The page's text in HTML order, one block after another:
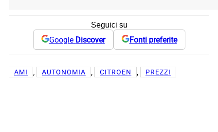
Seguici su
Google Discover Fonti preferite
AMI , AUTONOMIA , CITROEN , PREZZI